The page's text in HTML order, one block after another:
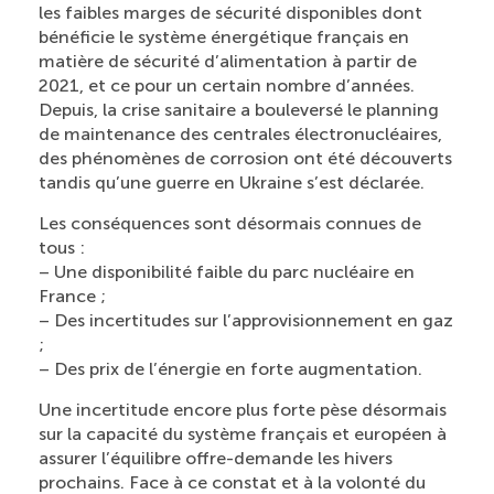
les faibles marges de sécurité disponibles dont
bénéficie le système énergétique français en
matière de sécurité d’alimentation à partir de
2021, et ce pour un certain nombre d’années.
Depuis, la crise sanitaire a bouleversé le planning
de maintenance des centrales électronucléaires,
des phénomènes de corrosion ont été découverts
tandis qu’une guerre en Ukraine s’est déclarée.
Les conséquences sont désormais connues de
tous :
– Une disponibilité faible du parc nucléaire en
France ;
– Des incertitudes sur l’approvisionnement en gaz
;
– Des prix de l’énergie en forte augmentation.
Une incertitude encore plus forte pèse désormais
sur la capacité du système français et européen à
assurer l’équilibre offre-demande les hivers
prochains. Face à ce constat et à la volonté du